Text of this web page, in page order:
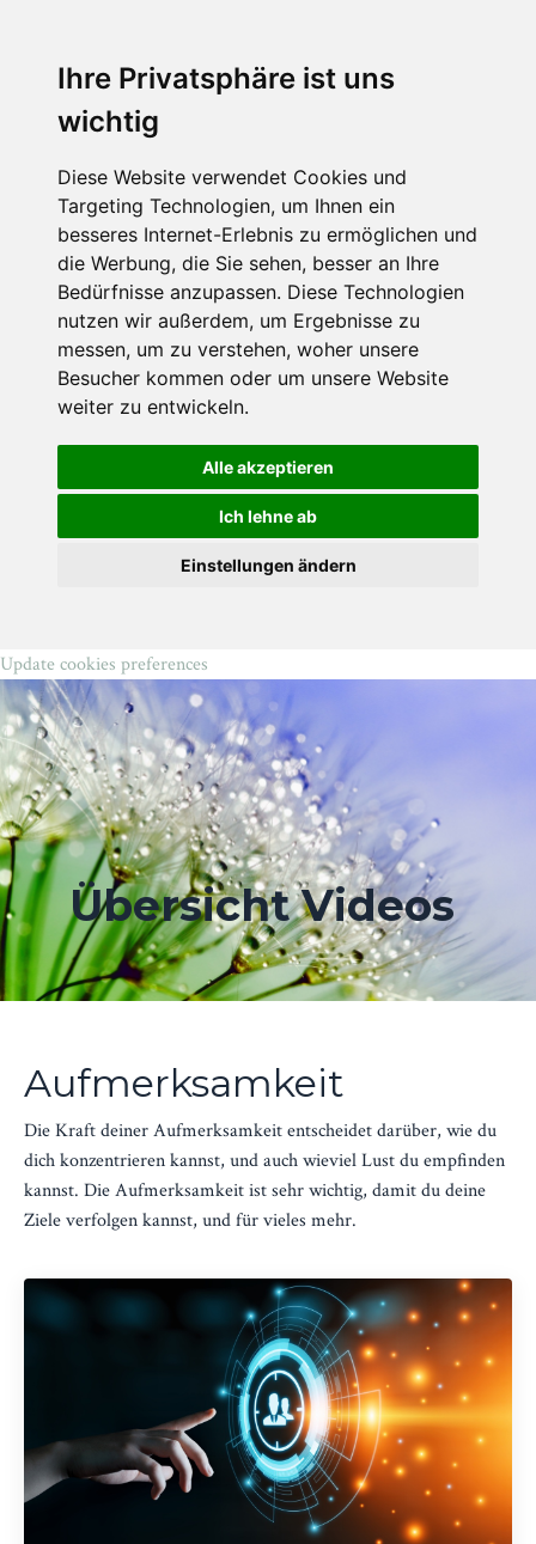
Ihre Privatsphäre ist uns
wichtig
Diese Website verwendet Cookies und
Targeting Technologien, um Ihnen ein
besseres Internet-Erlebnis zu ermöglichen und
die Werbung, die Sie sehen, besser an Ihre
Bedürfnisse anzupassen. Diese Technologien
nutzen wir außerdem, um Ergebnisse zu
messen, um zu verstehen, woher unsere
Besucher kommen oder um unsere Website
weiter zu entwickeln.
Alle akzeptieren
Ich lehne ab
Einstellungen ändern
Update cookies preferences
Übersicht Videos
Aufmerksamkeit
Die Kraft deiner Aufmerksamkeit entscheidet darüber, wie du
dich konzentrieren kannst, und auch wieviel Lust du empfinden
kannst. Die Aufmerksamkeit ist sehr wichtig, damit du deine
Ziele verfolgen kannst, und für vieles mehr.